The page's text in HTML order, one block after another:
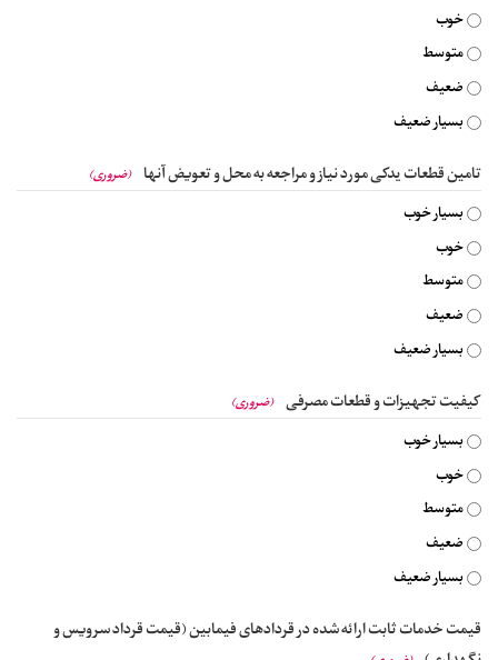
خوب
متوسط
ضعیف
بسیار ضعیف
تامین قطعات یدکی مورد نیاز و مراجعه به محل و تعویض آنها (ضروری)
بسیار خوب
خوب
متوسط
ضعیف
بسیار ضعیف
کیفیت تجهیزات و قطعات مصرفی (ضروری)
بسیار خوب
خوب
متوسط
ضعیف
بسیار ضعیف
قیمت خدمات ثابت ارائه شده در قردادهای فیمابین (قیمت قرداد سرویس و